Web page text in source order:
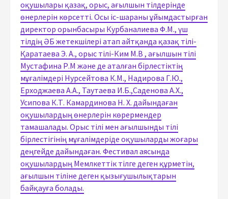
оқушылары қазақ, орыс, ағылшын тілдерінде
өнерлерін көрсетті. Осы іс-шараны ұйымдастырған
директор орынбасыры Курбаналиева Ф.М., үш
тілдің ӘБ жетекшілері атап айтқанда қазақ тілі-
Қаратаева Э. А., орыс тілі-Ким М.В , ағылшын тілі
Мустафина Р.М және де аталған бірлестіктің
мұғалімдері Нурсейтова К.М., Надирова Г.Ю.,
Ерходжаева А.А., Таутаева И.Б.,Саденова А.Х.,
Усипова К.Т. Камардинова Н. Х. дайындаған
оқушылардың өнерлерін көрермендер
тамашалады. Орыс тілі мен ағылшынды тілі
бірлестігінің мұғалімдеріде оқушыларды жоғары
деңгейде дайындаған. Фестивал аясында
оқушылардың Мемлкеттік тілге деген құрметін,
ағылшын тіліне деген қызығушылықтарын
байқауға болады.